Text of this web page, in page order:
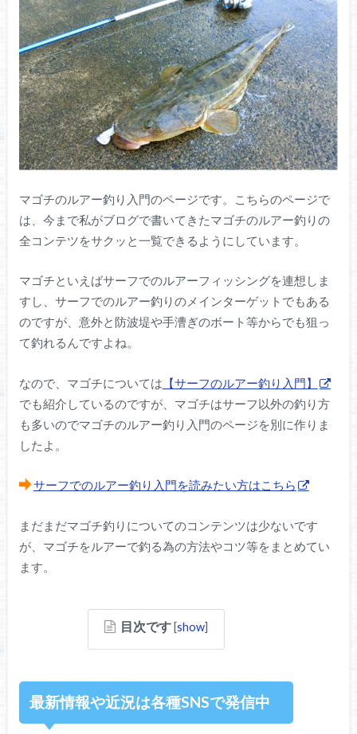
マゴチのルアー釣り入門のページです。こちらのページで
は、今まで私がブログで書いてきたマゴチのルアー釣りの
全コンテツをサクッと一覧できるようにしています。
マゴチといえばサーフでのルアーフィッシングを連想しま
すし、サーフでのルアー釣りのメインターゲットでもある
のですが、意外と防波堤や手漕ぎのボート等からでも狙っ
て釣れるんですよね。
なので、マゴチについては 【サーフのルアー釣り入門】
でも紹介しているのですが、マゴチはサーフ以外の釣り方
も多いのでマゴチのルアー釣り入門のページを別に作りま
したよ。
サーフでのルアー釣り入門を読みたい方はこちら
まだまだマゴチ釣りについてのコンテンツは少ないです
が、マゴチをルアーで釣る為の方法やコツ等をまとめてい
ます。
目次です [show]
最新情報や近況は各種SNSで発信中